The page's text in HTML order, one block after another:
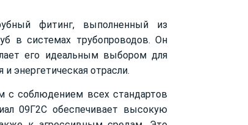
фитинг, выполненный из
в системах трубопроводов. Он
его идеальным выбором для
энергетическая отрасли.
с соблюдением всех стандартов
09Г2С обеспечивает высокую